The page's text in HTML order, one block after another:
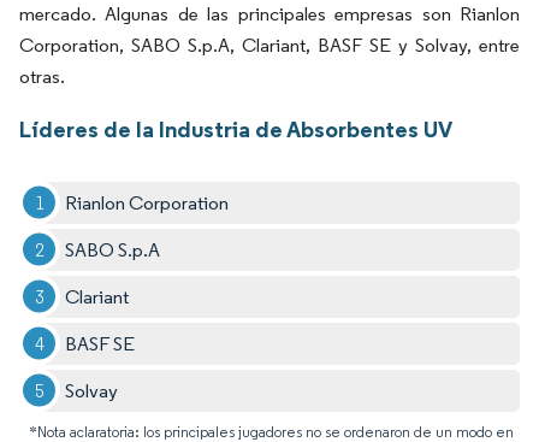
mercado. Algunas de las principales empresas son Rianlon
Corporation, SABO S.p.A, Clariant, BASF SE y Solvay, entre
otras.
Líderes de la Industria de Absorbentes UV
Rianlon Corporation
SABO S.p.A
Clariant
BASF SE
Solvay
*Nota aclaratoria: los principales jugadores no se ordenaron de un modo en